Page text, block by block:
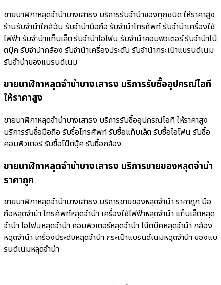
ขายนาฬิกาหลุดจำนำบางเสาธง บริการรับจำนำของทุกชนิด ให้ราคาสูง
ร้านรับจํานําใกล้ฉัน รับจำนำมือถือ รับจำนำโทรศัพท์ รับจำนำเครื่องใช้
ไฟฟ้า รับจำนำแท็บเล็ต รับจำนำไอโฟน รับจำนำคอมพิวเตอร์ รับจำนำโน๊
ตบุ๊ค รับจำนำกล้อง รับจำนำเครื่องประดับ รับจำนำกระเป๋าแบรนด์เนม
รับจำนำของแบรนด์เนม
ขายนาฬิกาหลุดจำนำบางเสาธง บริการรับซื้ออุปกรณ์ไอที
ให้ราคาสูง
ขายนาฬิกาหลุดจำนำบางเสาธง บริการรับซื้ออุปกรณ์ไอที ให้ราคาสูง
บริการรับซื้อมือถือ รับซื้อโทรศัพท์ รับซื้อแท็บเล็ต รับซื้อไอโฟน รับซื้อ
คอมพิวเตอร์ รับซื้อโน๊ตบุ๊ค รับซื้อกล้อง
ขายนาฬิกาหลุดจำนำบางเสาธง บริการขายของหลุดจำนำ
ราคาถูก
ขายนาฬิกาหลุดจำนำบางเสาธง บริการขายของหลุดจำนำ ราคาถูก มือ
ถือหลุดจำนำ โทรศัพท์หลุดจำนำ เครื่องใช้ไฟฟ้าหลุดจำนำ แท็บเล็ตหลุด
จำนำ ไอโฟนหลุดจำนำ คอมพิวเตอร์หลุดจำนำ โน๊ตบุ๊คหลุดจำนำ กล้อง
หลุดจำนำ เครื่องประดับหลุดจำนำ กระเป๋าแบรนด์เนมหลุดจำนำ ของแบ
รนด์เนมหลุดจำนำ